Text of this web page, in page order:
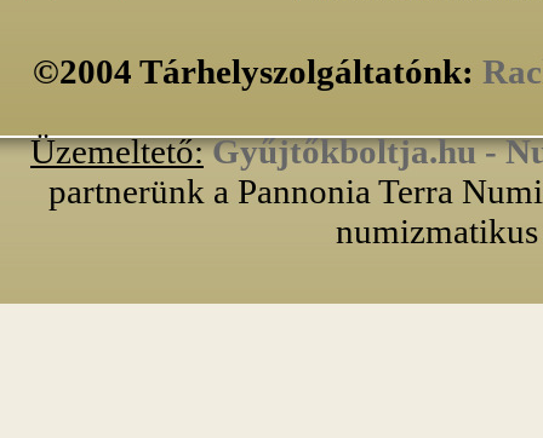
©2004 Tárhelyszolgáltatónk:
Üzemeltető: Gyűjtőkboltja.hu -
partnerünk a Pannonia Terra
numizmatikus